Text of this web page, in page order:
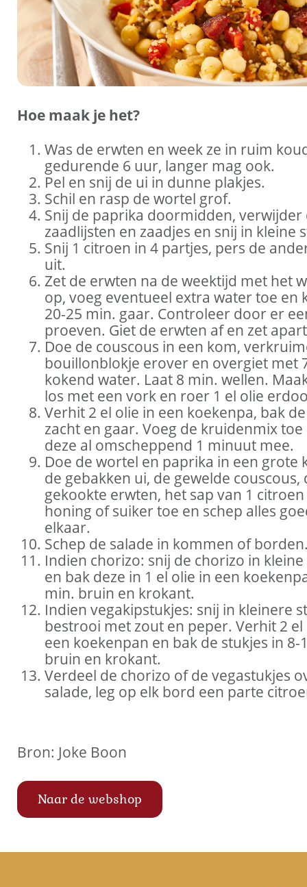
Hoe maak je het?
Was de erwten en week ze in ruim
gedurende 6 uur, langer mag ook.
Pel en snij de ui in dunne plakjes.
Schil en rasp de wortel grof.
Snij de paprika doormidden, verwijder
zaadlijsten en zaadjes en snij in kleine
Snij 1 citroen in 4 partjes, pers de
uit.
Zet de erwten na de weektijd met het
op, voeg eventueel extra water toe en
20-25 min. gaar. Controleer door er
proeven. Giet de erwten af en zet
Doe de couscous in een kom,
bouillonblokje erover en overgiet met
kokend water. Laat 8 min. wellen.
los met een vork en roer 1 el olie
Verhit 2 el olie in een koekenpa, bak
zacht en gaar. Voeg de kruidenmix toe
deze al omscheppend 1 minuut mee.
Doe de wortel en paprika in een grote
de gebakken ui, de gewelde couscous,
gekookte erwten, het sap van 1
honing of suiker toe en schep alles
elkaar.
Schep de salade in kommen of
Indien chorizo: snij de chorizo in
en bak deze in 1 el olie in een
min. bruin en krokant.
Indien vegakipstukjes: snij in kleinere
bestrooi met zout en peper. Verhit 2 el
een koekenpan en bak de stukjes in 8-
bruin en krokant.
Verdeel de chorizo of de vegastukjes
salade, leg op elk bord een parte
Bron: Joke Boon
Naar de webshop